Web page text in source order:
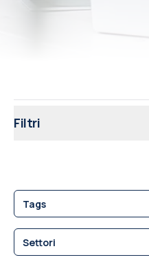
Filtri
Tags
Settori